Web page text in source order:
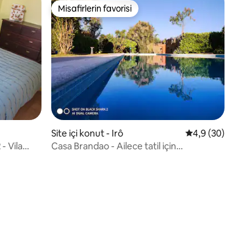
Vila
Misafirlerin favorisi
Misafirlerin favorisi
Site içi konut - Irô 54,9 (30)
Casa Brandao - Ailece tatil için